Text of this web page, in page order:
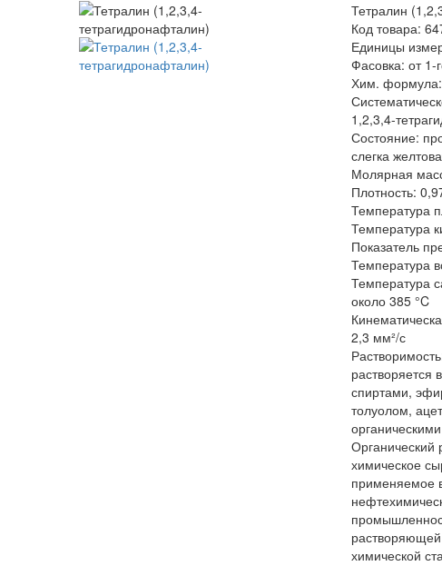
Тетралин
Код товара:
Единицы
Фасовка: от 1-
Хим. формула:
1,2,3,4-
Состояние:
слегка
Молярная
Плотность:
Температура
Температура
Показатель
Температура
Температура
около 385 °C
2,3 мм²/с
растворяется
спиртами,
толуолом,
Органический
химическое
применяемое
химической